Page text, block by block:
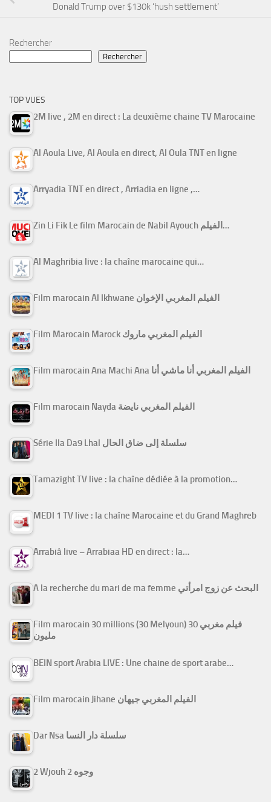
Donald Trump over $130k ‘hush settlement’
Rechercher
Rechercher
TOP VUES
2M live , 2M en direct : La deuxième chaine TV Marocaine
Al Aoula Live, Al Aoula en direct, Al Oula TNT en ligne
Arryadia TNT en direct , Arriadia en ligne ,…
Zin Li Fik Le film Marocain de Nabil Ayouch الفيلم…
Al Maghribia live : la chaîne marocaine qui…
Film marocain Al Ikhwane الفيلم المغربي الإخوان
Film Marocain Marock الفيلم المغربي ماروك
Film marocain Ana Machi Ana الفيلم المغربي أنا ماشي أنا
Film marocain Nayda الفيلم المغربي نايضة
Série Ila Da9 Lhal سلسلة إلى ضاق الحال
Tamazight TV live : la chaîne dédiée à la promotion…
MEDI 1 TV live : la chaîne Marocaine et du Grand Maghreb
Arrabiâ live – Arrabiaa HD en direct : la…
A la recherche du mari de ma femme البحث عن زوج امرأتي
Film marocain 30 millions (30 Melyoun) فيلم مغربي 30
مليون
BEIN sport Arabia LIVE : Une chaine de sport arabe…
Film marocain Jihane الفيلم المغربي جيهان
Dar Nsa سلسلة دار النسا
2 Wjouh 2 وجوه